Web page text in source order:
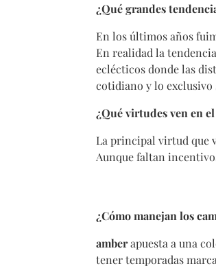
¿Qué grandes
En los últimos años
En realidad la
eclécticos donde las
cotidiano y lo exclusivo
¿Qué virtudes ven en
La principal virtud que
Aunque faltan
¿Cómo manejan los
amberapuesta a una
tener temporadas